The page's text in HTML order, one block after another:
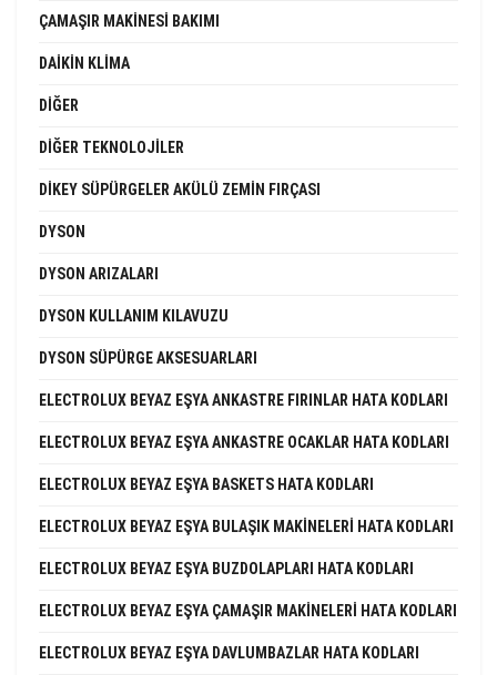
ÇAMAŞIR MAKINESI BAKIMI
DAIKIN KLIMA
DIĞER
DIĞER TEKNOLOJILER
DIKEY SÜPÜRGELER AKÜLÜ ZEMIN FIRÇASI
DYSON
DYSON ARIZALARI
DYSON KULLANIM KILAVUZU
DYSON SÜPÜRGE AKSESUARLARI
ELECTROLUX BEYAZ EŞYA ANKASTRE FIRINLAR HATA KODLARI
ELECTROLUX BEYAZ EŞYA ANKASTRE OCAKLAR HATA KODLARI
ELECTROLUX BEYAZ EŞYA BASKETS HATA KODLARI
ELECTROLUX BEYAZ EŞYA BULAŞIK MAKINELERI HATA KODLARI
ELECTROLUX BEYAZ EŞYA BUZDOLAPLARI HATA KODLARI
ELECTROLUX BEYAZ EŞYA ÇAMAŞIR MAKINELERI HATA KODLARI
ELECTROLUX BEYAZ EŞYA DAVLUMBAZLAR HATA KODLARI